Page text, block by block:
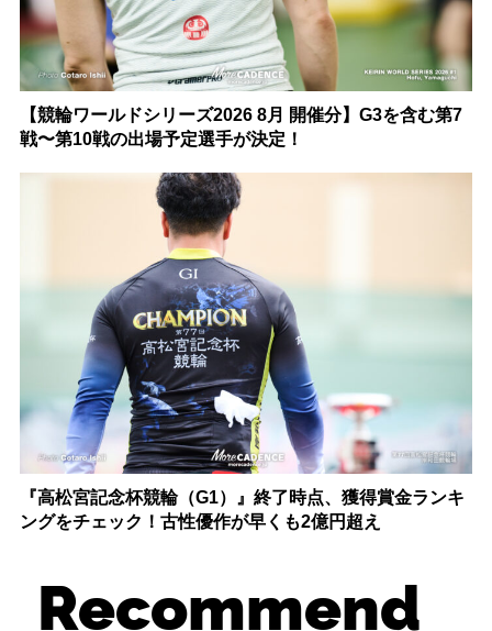
【競輪ワールドシリーズ2026 8月 開催分】G3を含む第7
戦〜第10戦の出場予定選手が決定！
『高松宮記念杯競輪（G1）』終了時点、獲得賞金ランキ
ングをチェック！古性優作が早くも2億円超え
Recommend